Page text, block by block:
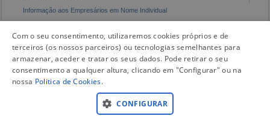
Informação aos Empresários em Nome Individual
Com o seu consentimento, utilizaremos cookies próprios e de
terceiros (os nossos parceiros) ou tecnologias semelhantes para
armazenar, aceder e tratar os seus dados. Pode retirar o seu
consentimento a qualquer altura, clicando em "Configurar" ou na
nossa Politica de Cookies.
CONFIGURAR